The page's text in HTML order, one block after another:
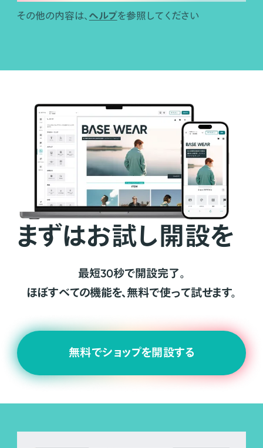
その他の内容は、 ヘルプを参照してください
まずはお試し開設を
最短30秒で開設完了。
ほぼすべての機能を、無料で使って試せます。
無料でショップを開設する